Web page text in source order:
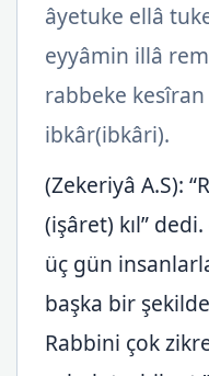
âyetuke ellâ
eyyâmin illâ
rabbeke
ibkâr(ibkâri).
(Zekeriyâ A.S):
(işâret) kıl”
üç gün
başka bir
Rabbini çok